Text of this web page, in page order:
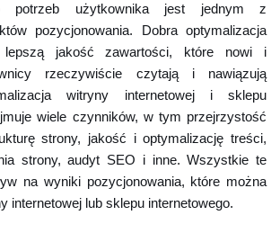
potrzeb użytkownika jest jednym z
pozycjonowania. Dobra optymalizacja
lepszą jakość zawartości, które nowi i
rzeczywiście czytają i nawiązują
witryny internetowej i sklepu
wiele czynników, w tym przejrzystość
strony, jakość i optymalizację treści,
strony, audyt SEO i inne. Wszystkie te
na wyniki pozycjonowania, które można
internetowej lub sklepu internetowego.